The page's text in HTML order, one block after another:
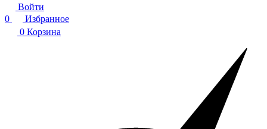
Войти
0
Избранное
0 Корзина